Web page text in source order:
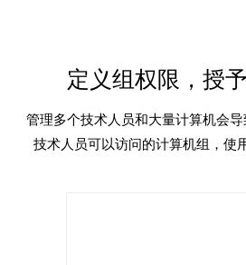
定义组权限，授
管理多个技术人员和大量计算机会
技术人员可以访问的计算机组，使